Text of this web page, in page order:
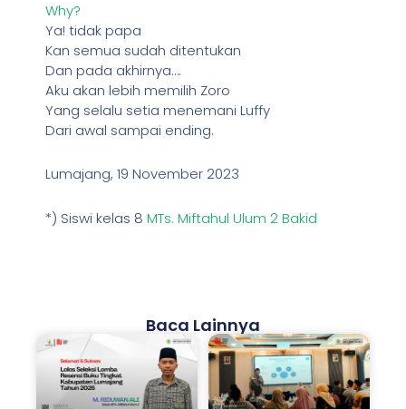
Why?
Ya! tidak papa
Kan semua sudah ditentukan
Dan pada akhirnya….
Aku akan lebih memilih Zoro
Yang selalu setia menemani Luffy
Dari awal sampai ending.
Lumajang, 19 November 2023
*) Siswi kelas 8 MTs. Miftahul Ulum 2 Bakid
Baca Lainnya